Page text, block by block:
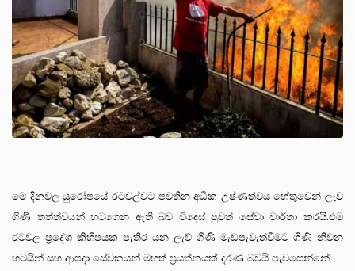
මේ දිනවල යුරෝපයේ රටවල්වට පවතින අධික උෂ්ණත්වය හේතුවෙන් ලැව්
ගිණි තත්ත්වයන් හටගෙන ඇති බව විදෙස් පුවත් සේවා වාර්තා කරයි.එම
රටවල ප්‍රදේශ කිහිපයක පැතිර යන ලැව් ගිණි මැඩපැවැත්වීමට ගිණි නිවන
භටයින් සහ ආපදා සේවකයන් මහත් ප්‍රයත්නයක් දරණ බවයි පැවසෙන්නේ.